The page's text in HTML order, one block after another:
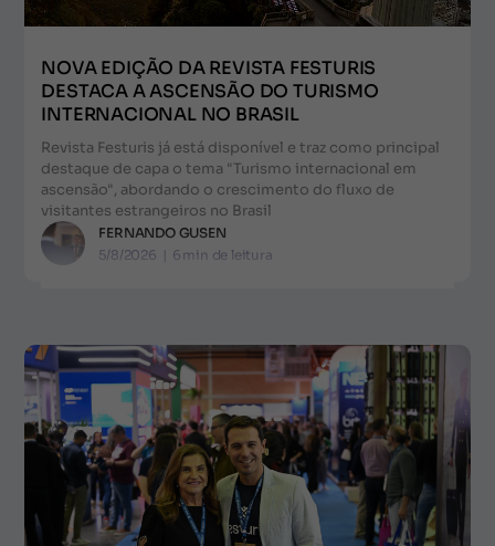
NOVA EDIÇÃO DA REVISTA FESTURIS
DESTACA A ASCENSÃO DO TURISMO
INTERNACIONAL NO BRASIL
Revista Festuris já está disponível e traz como principal
destaque de capa o tema "Turismo internacional em
ascensão", abordando o crescimento do fluxo de
visitantes estrangeiros no Brasil
FERNANDO GUSEN
5/8/2026 | 6 min de leitura